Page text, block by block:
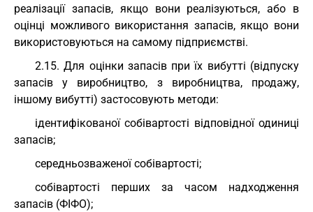
реалізації запасів, якщо вони реалізуються, або в
оцінці можливого використання запасів, якщо вони
використовуються на самому підприємстві.
2.15. Для оцінки запасів при їх вибутті (відпуску
запасів у виробництво, з виробництва, продажу,
іншому вибутті) застосовують методи:
ідентифікованої собівартості відповідної одиниці
запасів;
середньозваженої собівартості;
собівартості перших за часом надходження
запасів (ФІФО);